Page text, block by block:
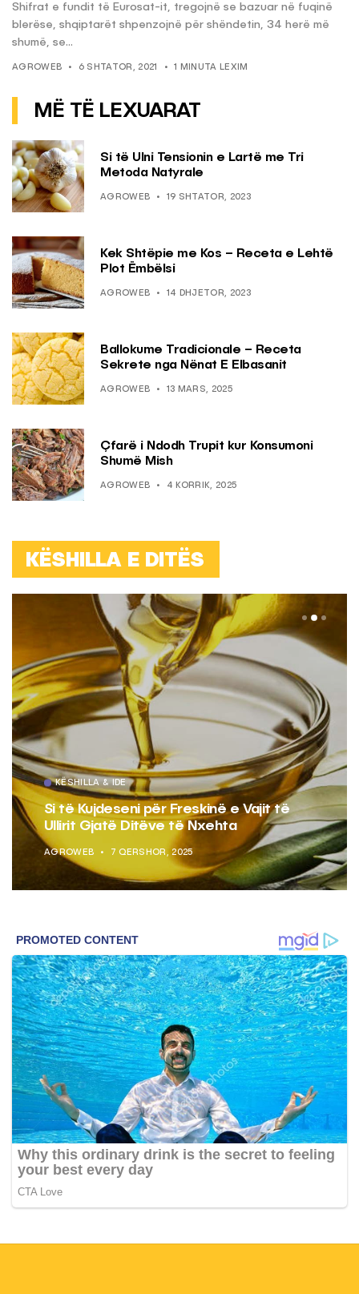
Shifrat e fundit të Eurosat-it, tregojnë se bazuar në fuqinë
blerëse, shqiptarët shpenzojnë për shëndetin, 34 herë më
shumë, se...
AGROWEB 6 SHTATOR, 2021 1 MINUTA LEXIM
MË TË LEXUARAT
Si të Ulni Tensionin e Lartë me Tri
Metoda Natyrale
AGROWEB 19 SHTATOR, 2023
Kek Shtëpie me Kos – Receta e Lehtë
Plot Ëmbëlsi
AGROWEB 14 DHJETOR, 2023
Ballokume Tradicionale – Receta
Sekrete nga Nënat E Elbasanit
AGROWEB 13 MARS, 2025
Çfarë i Ndodh Trupit kur Konsumoni
Shumë Mish
AGROWEB 4 KORRIK, 2025
KËSHILLA E DITËS
KËSHILLA & IDE
Si të Kujdeseni për Freskinë e Vajit të
Ullirit Gjatë Ditëve të Nxehta
AGROWEB 7 QERSHOR, 2025